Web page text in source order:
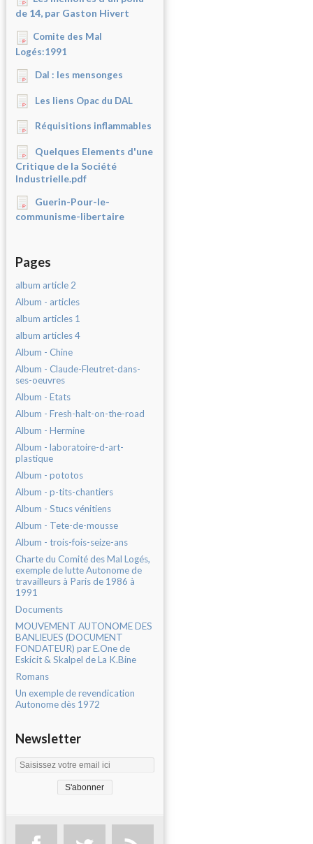
de 14, par Gaston Hivert
Comite des Mal
Logés:1991
Dal : les mensonges
Les liens Opac du DAL
Réquisitions inflammables
Quelques Elements d'une
Critique de la Société
Industrielle.pdf
Guerin-Pour-le-
communisme-libertaire
Pages
album article 2
Album - articles
album articles 1
album articles 4
Album - Chine
Album - Claude-Fleutret-dans-
ses-oeuvres
Album - Etats
Album - Fresh-halt-on-the-road
Album - Hermine
Album - laboratoire-d-art-
plastique
Album - pototos
Album - p-tits-chantiers
Album - Stucs vénitiens
Album - Tete-de-mousse
Album - trois-fois-seize-ans
Charte du Comité des Mal Logés,
exemple de lutte Autonome de
travailleurs à Paris de 1986 à
1991
Documents
MOUVEMENT AUTONOME DES
BANLIEUES (DOCUMENT
FONDATEUR) par E.One de
Eskicit & Skalpel de La K.Bine
Romans
Un exemple de revendication
Autonome dès 1972
Newsletter